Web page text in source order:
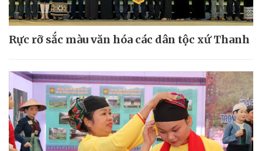
Rực rỡ sắc màu văn hóa các dân tộc xứ Thanh